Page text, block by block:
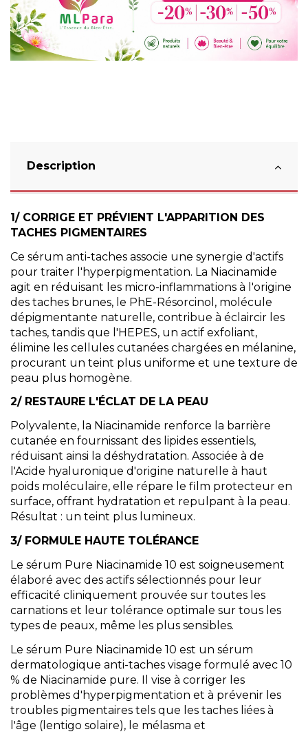
Description
1/ CORRIGE ET PRÉVIENT L'APPARITION DES
TACHES PIGMENTAIRES
Ce sérum anti-taches associe une synergie d'actifs
pour traiter l'hyperpigmentation. La Niacinamide
agit en réduisant les micro-inflammations à l'origine
des taches brunes, le PhE-Résorcinol, molécule
dépigmentante naturelle, contribue à éclaircir les
taches, tandis que l'HEPES, un actif exfoliant,
élimine les cellules cutanées chargées en mélanine,
procurant un teint plus uniforme et une texture de
peau plus homogène.
2/ RESTAURE L'ÉCLAT DE LA PEAU
Polyvalente, la Niacinamide renforce la barrière
cutanée en fournissant des lipides essentiels,
réduisant ainsi la déshydratation. Associée à de
l'Acide hyaluronique d'origine naturelle à haut
poids moléculaire, elle répare le film protecteur en
surface, offrant hydratation et repulpant à la peau.
Résultat : un teint plus lumineux.
3/ FORMULE HAUTE TOLÉRANCE
Le sérum Pure Niacinamide 10 est soigneusement
élaboré avec des actifs sélectionnés pour leur
efficacité cliniquement prouvée sur toutes les
carnations et leur tolérance optimale sur tous les
types de peaux, même les plus sensibles.
Le sérum Pure Niacinamide 10 est un sérum
dermatologique anti-taches visage formulé avec 10
% de Niacinamide pure. Il vise à corriger les
problèmes d'hyperpigmentation et à prévenir les
troubles pigmentaires tels que les taches liées à
l'âge (lentigo solaire), le mélasma et